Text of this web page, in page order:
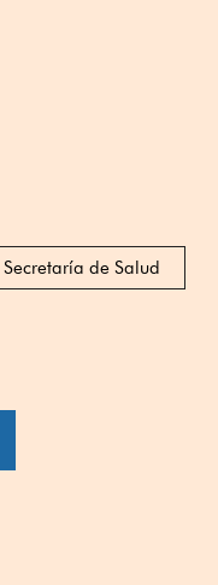
Secretaría de Salud